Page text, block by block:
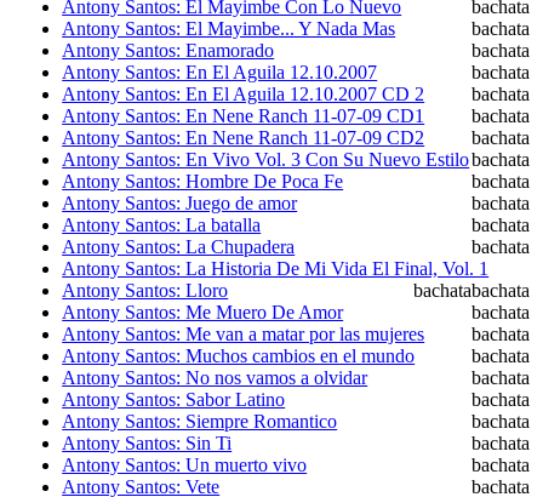
Antony Santos: El Mayimbe Con Lo Nuevo
bachata
Antony Santos: El Mayimbe... Y Nada Mas
bachata
Antony Santos: Enamorado
bachata
Antony Santos: En El Aguila 12.10.2007
bachata
Antony Santos: En El Aguila 12.10.2007 CD 2
bachata
Antony Santos: En Nene Ranch 11-07-09 CD1
bachata
Antony Santos: En Nene Ranch 11-07-09 CD2
bachata
Antony Santos: En Vivo Vol. 3 Con Su Nuevo Estilobachata
Antony Santos: Hombre De Poca Fe
bachata
Antony Santos: Juego de amor
bachata
Antony Santos: La batalla
bachata
Antony Santos: La Chupadera
bachata
Antony Santos: La Historia De Mi Vida El Final, Vol. 1
bachata
Antony Santos: Lloro
bachata
Antony Santos: Me Muero De Amor
bachata
Antony Santos: Me van a matar por las mujeres
bachata
Antony Santos: Muchos cambios en el mundo
bachata
Antony Santos: No nos vamos a olvidar
bachata
Antony Santos: Sabor Latino
bachata
Antony Santos: Siempre Romantico
bachata
Antony Santos: Sin Ti
bachata
Antony Santos: Un muerto vivo
bachata
Antony Santos: Vete
bachata